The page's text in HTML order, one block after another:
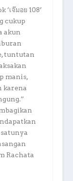
เจ๊มอย 108’
cukup
akun
tuntutan
manis,
karena
Rachata